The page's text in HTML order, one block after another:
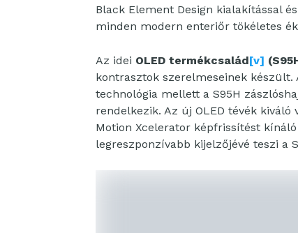
Black Element Design kialakítással
minden modern enteriőr tökéletes
Az idei OLED termékcsalád[v]
kontrasztok szerelmeseinek
technológia mellett a S95H
rendelkezik. Az új OLED tévék
Motion Xcelerator képfrissítést
legreszponzívabb kijelzőjévé teszi a